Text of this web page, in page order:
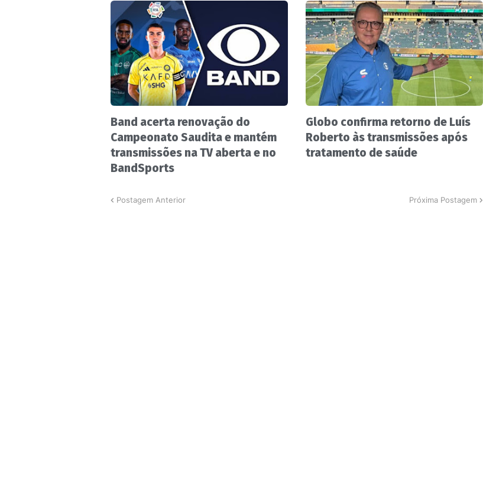
Band acerta renovação do
Campeonato Saudita e mantém
transmissões na TV aberta e no
BandSports
Globo confirma retorno de Luís
Roberto às transmissões após
tratamento de saúde
Postagem Anterior Próxima Postagem